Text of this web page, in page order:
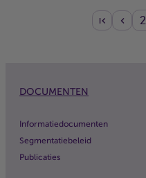
2
DOCUMENTEN
Informatiedocumenten
Segmentatiebeleid
Publicaties